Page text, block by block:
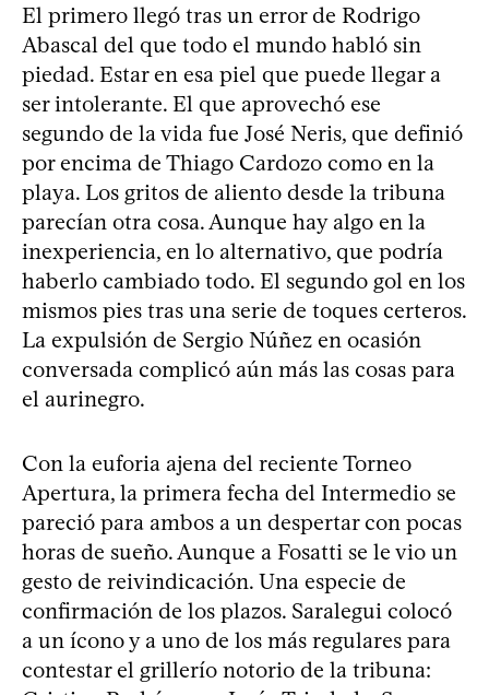
El primero llegó tras un error de Rodrigo
Abascal del que todo el mundo habló sin
piedad. Estar en esa piel que puede llegar a
ser intolerante. El que aprovechó ese
segundo de la vida fue José Neris, que definió
por encima de Thiago Cardozo como en la
playa. Los gritos de aliento desde la tribuna
parecían otra cosa. Aunque hay algo en la
inexperiencia, en lo alternativo, que podría
haberlo cambiado todo. El segundo gol en los
mismos pies tras una serie de toques certeros.
La expulsión de Sergio Núñez en ocasión
conversada complicó aún más las cosas para
el aurinegro.
Con la euforia ajena del reciente Torneo
Apertura, la primera fecha del Intermedio se
pareció para ambos a un despertar con pocas
horas de sueño. Aunque a Fosatti se le vio un
gesto de reivindicación. Una especie de
confirmación de los plazos. Saralegui colocó
a un ícono y a uno de los más regulares para
contestar el grillerío notorio de la tribuna: